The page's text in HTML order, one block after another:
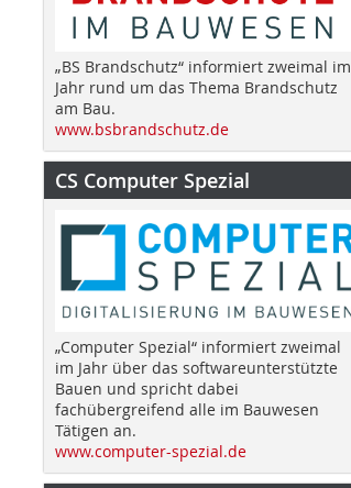
„BS Brandschutz“ informiert zweimal im
Jahr rund um das Thema Brandschutz
am Bau.
www.bsbrandschutz.de
CS Computer Spezial
„Computer Spezial“ informiert zweimal
im Jahr über das softwareunterstützte
Bauen und spricht dabei
fachübergreifend alle im Bauwesen
Tätigen an.
www.computer-spezial.de